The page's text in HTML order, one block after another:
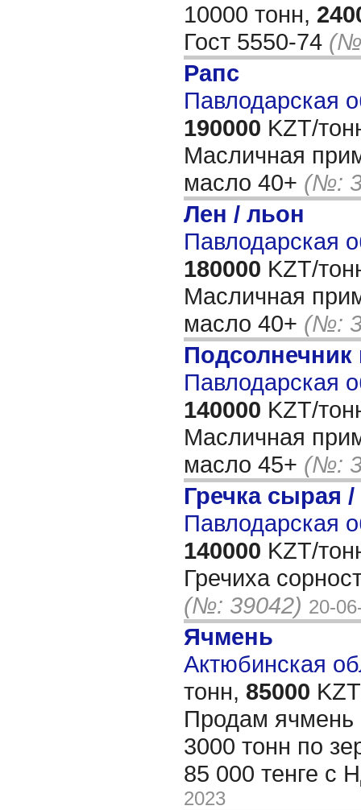
10000 тонн,
Гост 5550-74
Рапс
Павлодарская
190000 KZT/
Масличная
масло 40+ (№:
Лен / льон
Павлодарская
180000 KZT/
Масличная
масло 40+ (№:
Павлодарская
140000 KZT/
Масличная
масло 45+ (№:
Гречка сырая /
Павлодарская
140000 KZT/
Гречиха
(№: 39042) 20-
Ячмень
Актюбинская
тонн, 85000
Продам ячмень
3000 тонн по
85 000 тенге с
2023